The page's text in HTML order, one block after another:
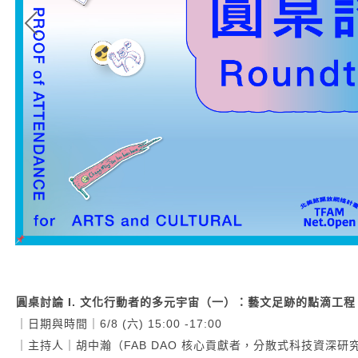
圓桌討論 I. 文化行動者的多元宇宙（一）：藝文足跡的點滴工程
｜日期與時間｜6/8 (六) 15:00 -17:00
｜主持人｜胡中瀚（FAB DAO 核心貢獻者，分散式科技資深研